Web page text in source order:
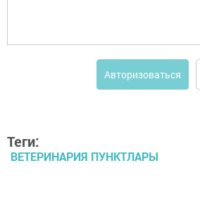
Авторизоваться
Теги:
ВЕТЕРИНАРИЯ ПУНКТЛАРЫ